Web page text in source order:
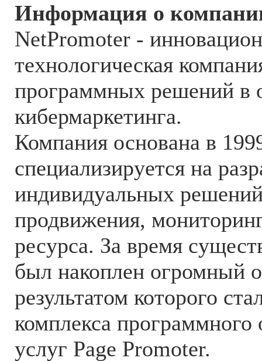
Информация о
NetPromoter -
технологическая
программных решений в
кибермаркетинга.
Компания основана в
специализируется на
индивидуальных
продвижения,
ресурса. За время
был накоплен огромный
результатом которого
комплекса программного
услуг Page Promoter.